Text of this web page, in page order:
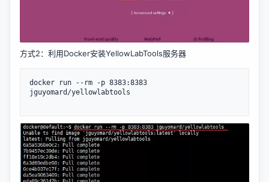
方式2：利用Docker安装YellowLabTools服务器
docker run --rm -p 8383:8383
jguyomard/yellowlabtools